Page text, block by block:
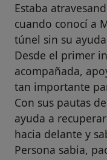
Estaba
cuando conocí a
túnel sin su
Desde el primer
acompañada,
tan importante
Con sus pautas
ayuda a
hacia delante y
Persona sabia,